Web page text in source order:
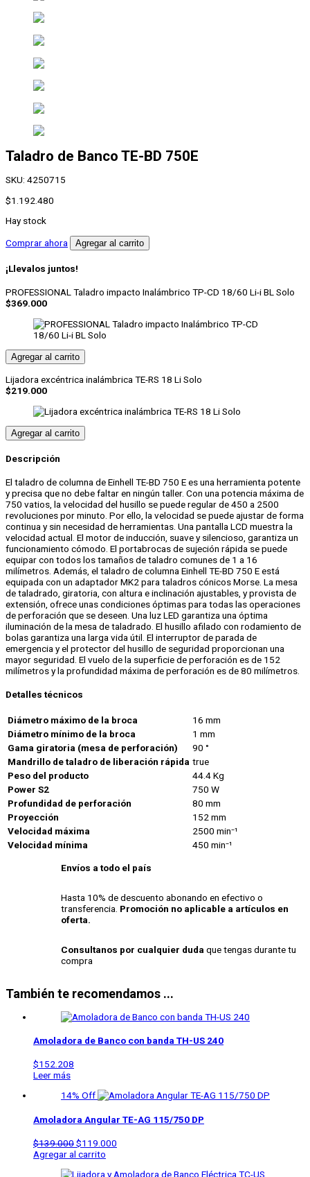
Taladro de Banco TE-BD 750E
SKU: 4250715
$1.192.480
Hay stock
Taladro
Banco
TE-
750E
cantidad
Comprar ahora Agregar al carrito
¡Llevalos juntos!
PROFESSIONAL Taladro impacto Inalámbrico TP-CD 18/60 Li-i BL Solo
$369.000
Agregar al carrito
Lijadora excéntrica inalámbrica TE-RS 18 Li Solo
$219.000
Agregar al carrito
Descripción
El taladro de columna de Einhell TE-BD 750 E es una herramienta potente
y precisa que no debe faltar en ningún taller. Con una potencia máxima de
750 vatios, la velocidad del husillo se puede regular de 450 a 2500
revoluciones por minuto. Por ello, la velocidad se puede ajustar de forma
continua y sin necesidad de herramientas. Una pantalla LCD muestra la
velocidad actual. El motor de inducción, suave y silencioso, garantiza un
funcionamiento cómodo. El portabrocas de sujeción rápida se puede
equipar con todos los tamaños de taladro comunes de 1 a 16
milímetros. Además, el taladro de columna Einhell TE-BD 750 E está
equipada con un adaptador MK2 para taladros cónicos Morse. La mesa
de taladrado, giratoria, con altura e inclinación ajustables, y provista de
extensión, ofrece unas condiciones óptimas para todas las operaciones
de perforación que se deseen. Una luz LED garantiza una óptima
iluminación de la mesa de taladrado. El husillo afilado con rodamiento de
bolas garantiza una larga vida útil. El interruptor de parada de
emergencia y el protector del husillo de seguridad proporcionan una
mayor seguridad. El vuelo de la superficie de perforación es de 152
milímetros y la profundidad máxima de perforación es de 80 milímetros.
Detalles técnicos
Diámetro máximo de la broca
16 mm
Diámetro mínimo de la broca
1 mm
Gama giratoria (mesa de perforación)
90 °
Mandrillo de taladro de liberación rápida true
Peso del producto
44.4 Kg
Power S2
750 W
Profundidad de perforación
80 mm
Proyección
152 mm
Velocidad máxima
2500 min⁻¹
Velocidad mínima
450 min⁻¹
Envíos a todo el país
Hasta 10% de descuento abonando en efectivo o
transferencia. Promoción no aplicable a artículos en
oferta.
Consultanos por cualquier duda que tengas durante tu
compra
También te recomendamos ...
Amoladora de Banco con banda TH-US 240
$152.208
Leer más
14% Off
Amoladora Angular TE-AG 115/750 DP
$139.000$119.000
Agregar al carrito